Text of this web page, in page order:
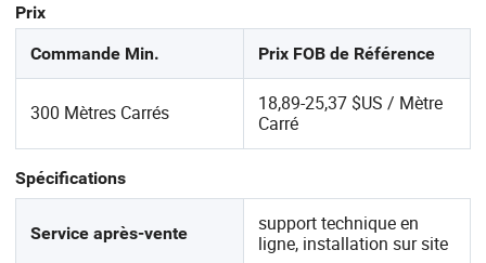
Prix
Commande Min. Prix FOB de Référence
300 Mètres Carrés
18,89-25,37 $US / Mètre
Carré
Spécifications
Service après-vente
support technique en
ligne, installation sur site